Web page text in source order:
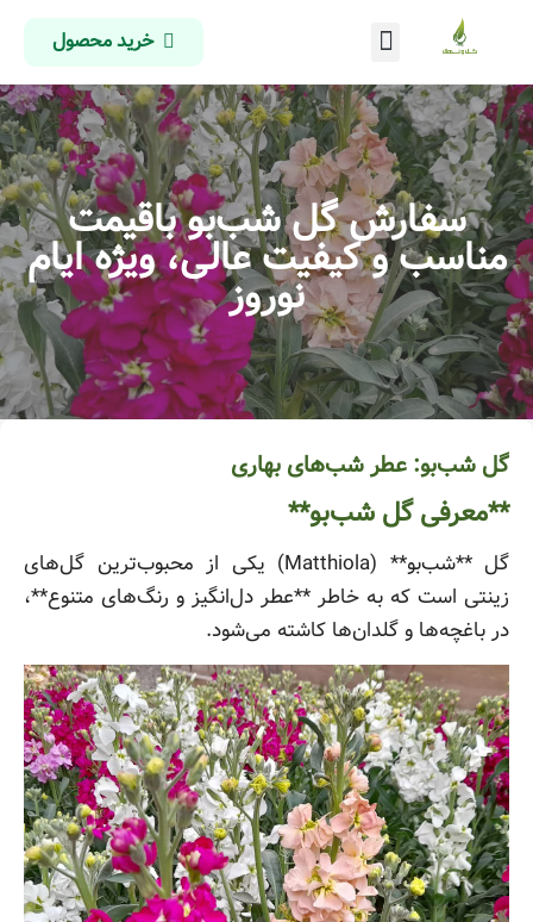
خرید محصول
سفارش گل شب‌بو باقیمت
مناسب و کیفیت عالی، ویژه ایام
نوروز
گل شب‌بو: عطر شب‌های بهاری
**معرفی گل شب‌بو**
گل **شب‌بو** (Matthiola) یکی از محبوب‌ترین گل‌های
زینتی است که به خاطر **عطر دل‌انگیز و رنگ‌های متنوع**،
در باغچه‌ها و گلدان‌ها کاشته می‌شود.